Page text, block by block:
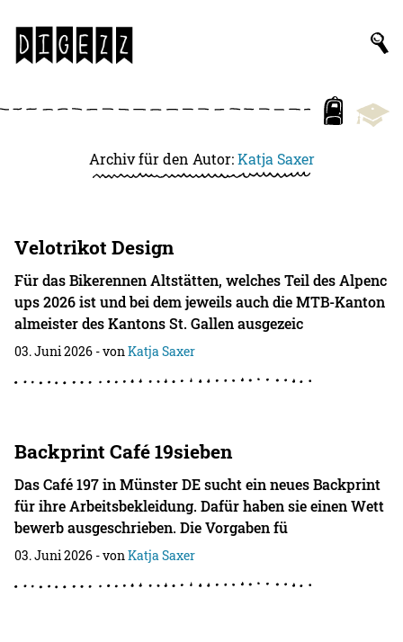
Archiv für den Autor:Katja Saxer
Velotrikot Design
Für das Bikerennen Altstätten, welches Teil des Alpenc
ups 2026 ist und bei dem jeweils auch die MTB-Kanton
almeister des Kantons St. Gallen ausgezeic
03. Juni 2026 - vonKatja Saxer
Backprint Café 19sieben
Das Café 197 in Münster DE sucht ein neues Backprint
für ihre Arbeitsbekleidung. Dafür haben sie einen Wett
bewerb ausgeschrieben. Die Vorgaben fü
03. Juni 2026 - vonKatja Saxer